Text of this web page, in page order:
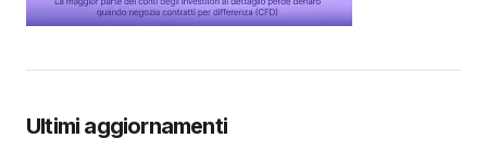
Ultimi aggiornamenti